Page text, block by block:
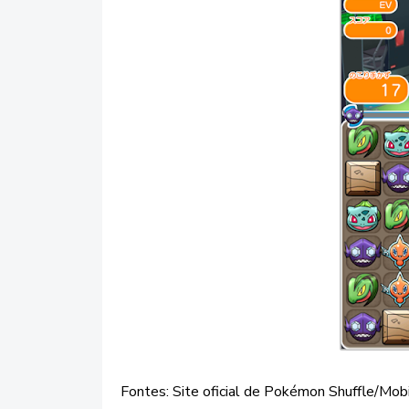
Fontes: Site oficial de Pokémon Shuffle/